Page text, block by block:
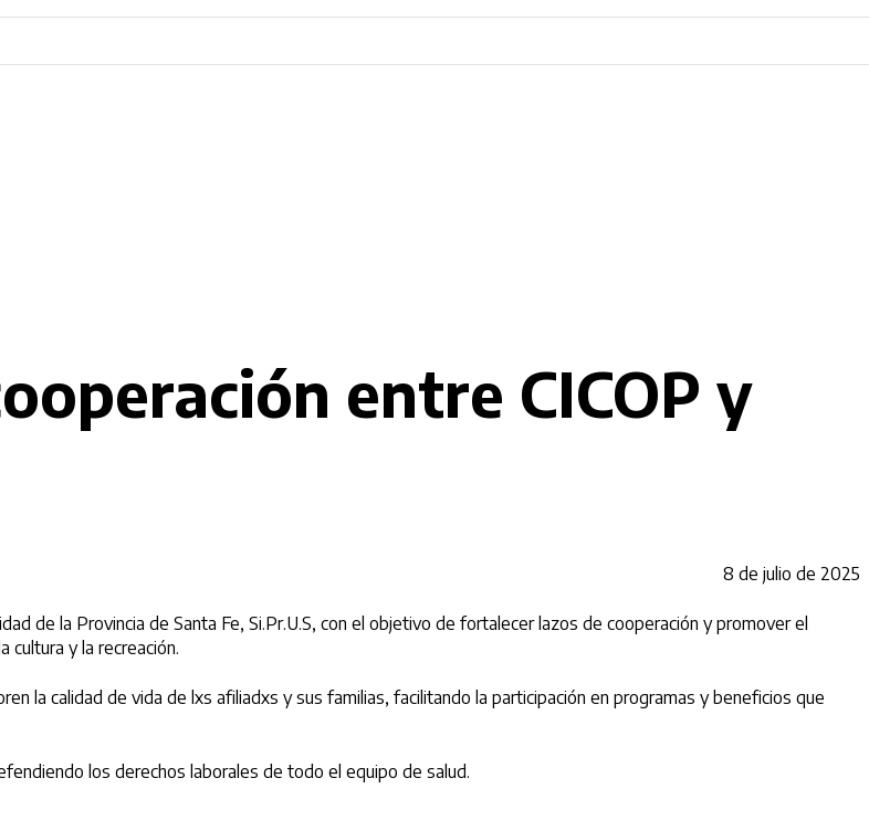
entre CICOP y
8 de julio de 2025
de la Provincia de Santa Fe, Si.Pr.U.S, con el objetivo de fortalecer lazos de cooperación y promover el
cultura y la recreación.
la calidad de vida de lxs afiliadxs y sus familias, facilitando la participación en programas y beneficios que
los derechos laborales de todo el equipo de salud.